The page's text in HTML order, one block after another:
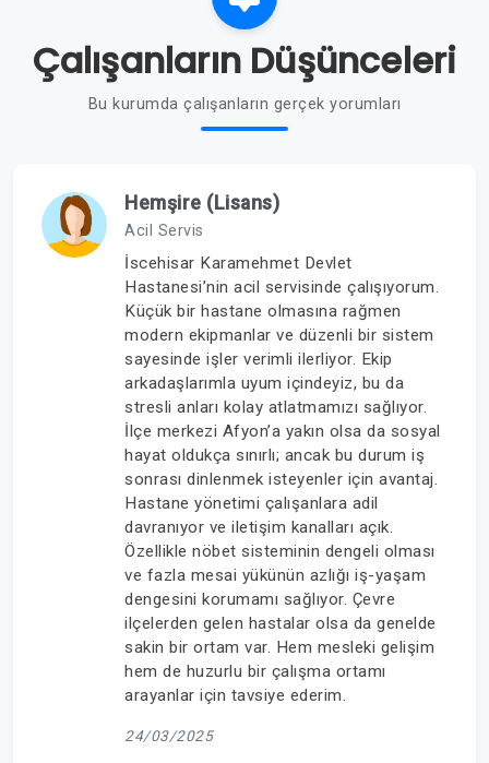
Çalışanların Düşünceleri
Bu kurumda çalışanların gerçek yorumları
Hemşire (Lisans)
Acil Servis
İscehisar Karamehmet Devlet
Hastanesi’nin acil servisinde çalışıyorum.
Küçük bir hastane olmasına rağmen
modern ekipmanlar ve düzenli bir sistem
sayesinde işler verimli ilerliyor. Ekip
arkadaşlarımla uyum içindeyiz, bu da
stresli anları kolay atlatmamızı sağlıyor.
İlçe merkezi Afyon’a yakın olsa da sosyal
hayat oldukça sınırlı; ancak bu durum iş
sonrası dinlenmek isteyenler için avantaj.
Hastane yönetimi çalışanlara adil
davranıyor ve iletişim kanalları açık.
Özellikle nöbet sisteminin dengeli olması
ve fazla mesai yükünün azlığı iş-yaşam
dengesini korumamı sağlıyor. Çevre
ilçelerden gelen hastalar olsa da genelde
sakin bir ortam var. Hem mesleki gelişim
hem de huzurlu bir çalışma ortamı
arayanlar için tavsiye ederim.
24/03/2025